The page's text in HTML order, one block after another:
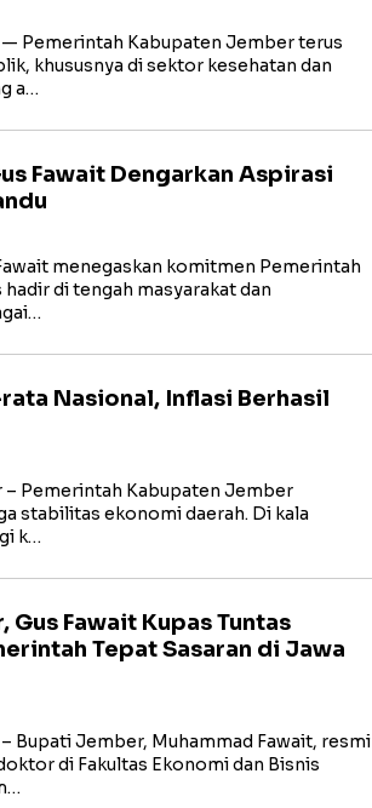
— Pemerintah Kabupaten Jember terus
khususnya di sektor kesehatan dan
a…
Fawait Dengarkan Aspirasi
menegaskan komitmen Pemerintah
di tengah masyarakat dan
Nasional, Inflasi Berhasil
– Pemerintah Kabupaten Jember
stabilitas ekonomi daerah. Di kala
k…
Fawait Kupas Tuntas
Tepat Sasaran di Jawa
Bupati Jember, Muhammad Fawait, resmi
di Fakultas Ekonomi dan Bisnis